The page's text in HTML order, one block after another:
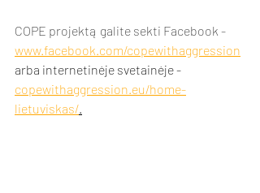
COPE projektą galite sekti Facebook -
www.facebook.com/copewithaggression
arba internetinėje svetainėje -
copewithaggression.eu/home-
lietuviskas/.